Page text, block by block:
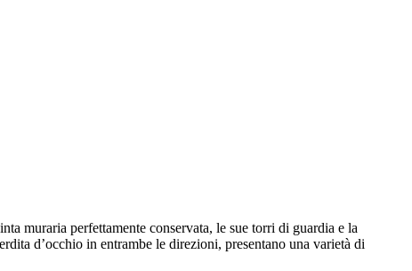
muraria perfettamente conservata, le sue torri di guardia e la
d’occhio in entrambe le direzioni, presentano una varietà di